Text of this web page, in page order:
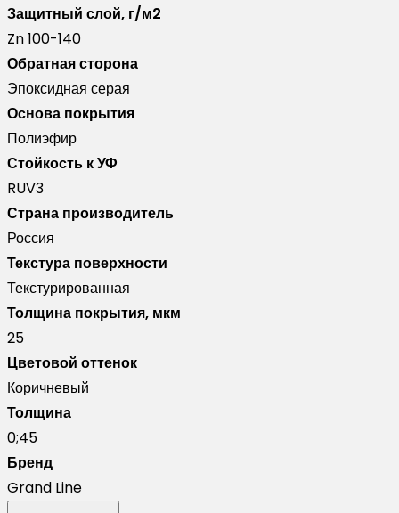
Защитный слой, г/м2
Zn 100-140
Обратная сторона
Эпоксидная серая
Основа покрытия
Полиэфир
Стойкость к УФ
RUV3
Страна производитель
Россия
Текстура поверхности
Текстурированная
Толщина покрытия, мкм
25
Цветовой оттенок
Коричневый
Толщина
0;45
Бренд
Grand Line